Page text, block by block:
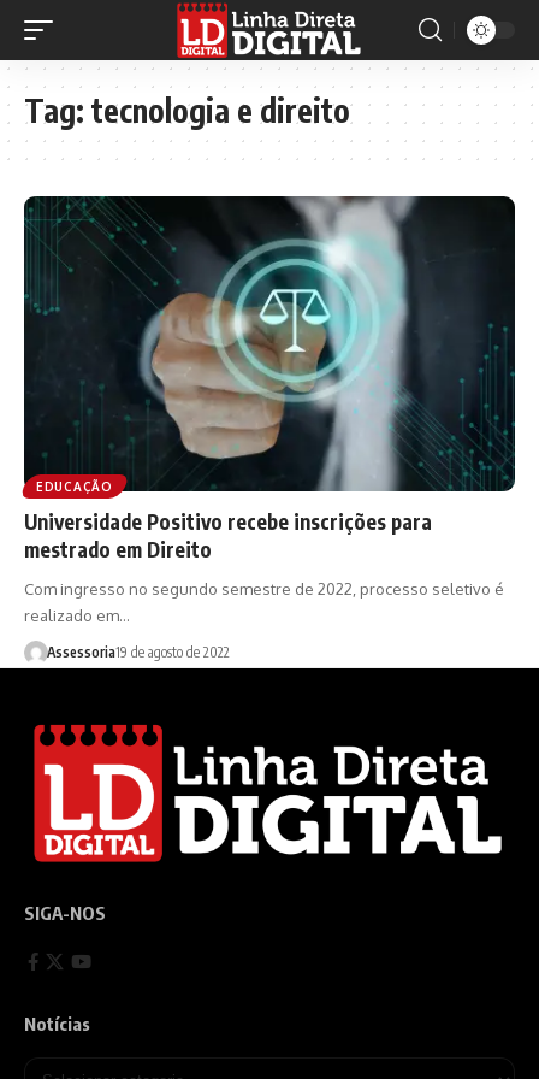
Tag: tecnologia e direito
EDUCAÇÃO
Universidade Positivo recebe inscrições para
mestrado em Direito
Com ingresso no segundo semestre de 2022, processo seletivo é
realizado em…
Assessoria19 de agosto de 2022
SIGA-NOS
Notícias